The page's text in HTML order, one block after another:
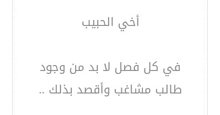
أخي الحبيب
في كل فصل لا بد من وجود
طالب مشاغب وأقصد بذلك ..